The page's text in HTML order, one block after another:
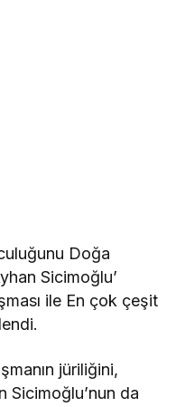
Doğa
Sicimoğlu’
ile En çok çeşit
jüriliğini,
Sicimoğlu’nun da